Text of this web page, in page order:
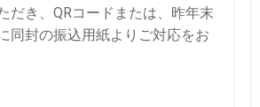
だき、QRコードまたは、昨年末
同封の振込用紙よりご対応をお